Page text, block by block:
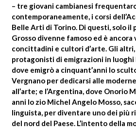
– tre giovani cambianesi
contemporaneamente, i corsi
Belle Arti di Torino. Di questi, solo il
Grosso divenne famoso ed è ancora
concittadini e cultori d’arte. Gli
protagonisti di emigrazioni in luoghi
dove emigrò a cinquant’anni lo
Vergnano per dedicarsi alle
all’arte; e l’Argentina, dove Onorio
anni lo zio Michel Angelo Mosso,
linguista, per diventare uno dei più
del nord del Paese. L’intento della